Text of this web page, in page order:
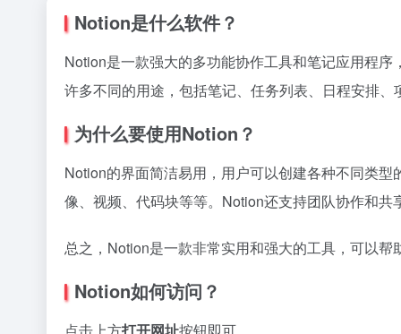
Notion是什么软件？
Notion是一款强大的多功能协作工具和笔记应用程
许多不同的用途，包括笔记、任务列表、日程安排
为什么要使用Notion？
Notion的界面简洁易用，用户可以创建各种不同类
像、视频、代码块等等。Notion还支持团队协作和
总之，Notion是一款非常实用和强大的工具，可以
Notion如何访问？